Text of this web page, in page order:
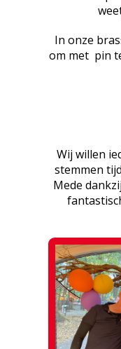
In onze
om met pin
Wij willen
stemmen
Mede